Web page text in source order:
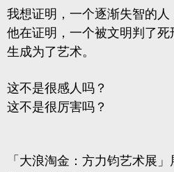
我想证明，一个逐渐失智的人
他在证明，一个被文明判了
生成为了艺术。
这不是很感人吗？
这不是很厉害吗？
「大浪淘金：方力钧艺术展